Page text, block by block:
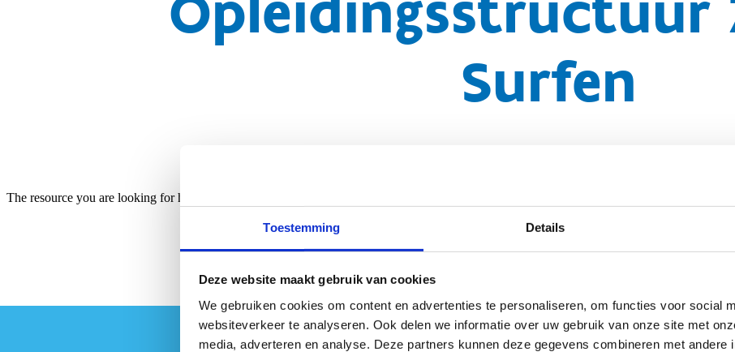
Toestemming Details
Deze website maakt gebruik van cookies
We gebruiken cookies om content en advertenties te personaliseren, om functies voor social
websiteverkeer te analyseren. Ook delen we informatie over uw gebruik van onze site met
media, adverteren en analyse. Deze partners kunnen deze gegevens combineren met andere
Surfen